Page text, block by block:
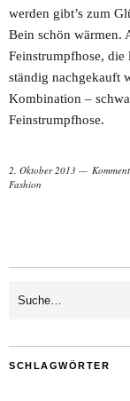
werden gibt’s zum
Bein schön wärmen.
Feinstrumpfhose, die
ständig nachgekauft
Kombination –
Feinstrumpfhose.
2. Oktober 2013
Fashion
SCHLAGWÖRTER